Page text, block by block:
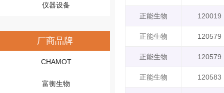
仪器设备
厂商品牌
CHAMOT
富衡生物
正能生物 120019
正能生物 120579
正能生物 120579
正能生物 120583